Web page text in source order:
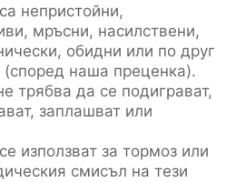
непристойни,
мръсни, насилствени,
обидни или по друг
наша преценка).
трябва да се подиграват,
заплашват или
използват за тормоз или
смисъл на тези